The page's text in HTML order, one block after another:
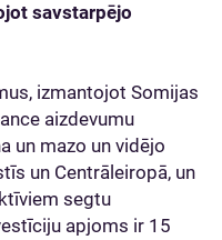
savstarpējo
izmantojot Somijas
aizdevumu
un mazo un vidējo
un Centrāleiropā, un
segtu
apjoms ir 15